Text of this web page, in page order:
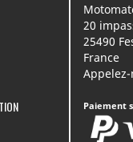
20
25490
France
Paiement